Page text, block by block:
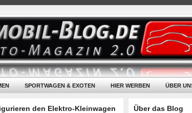
SPORTWAGEN & EXOTEN HIER WERBEN ÜBER
den Elektro-Kleinwagen Über das Blog